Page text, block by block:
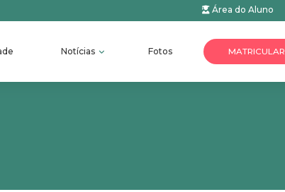
Área do Aluno
Notícias Fotos MATRICULAR